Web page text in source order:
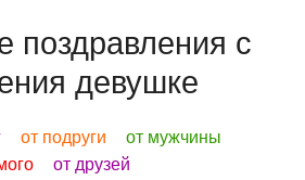
поздравления с
девушке
от подруги
от мужчины
от друзей